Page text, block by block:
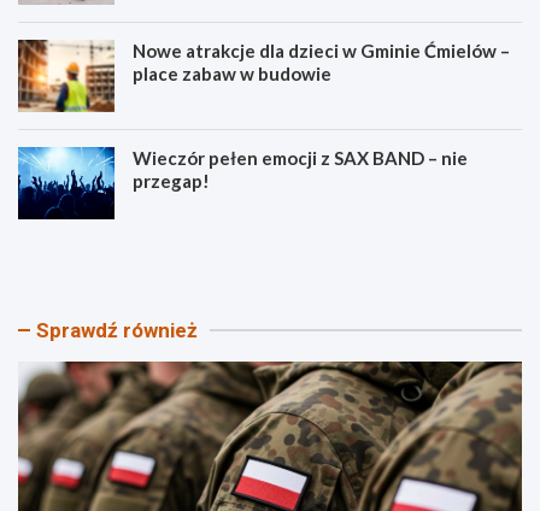
Nowe atrakcje dla dzieci w Gminie Ćmielów –
place zabaw w budowie
Wieczór pełen emocji z SAX BAND – nie
przegap!
P
k
a
t
r
i
o
t
B
e
z
e
ń
s
t
w
Sprawdź również